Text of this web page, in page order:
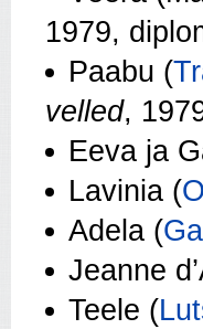
1979,
Paabu (
velled,
Eeva ja
Lavinia (
Adela (
Jeanne
Teele (